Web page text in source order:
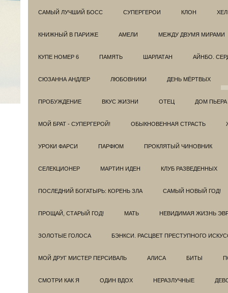
САМЫЙ ЛУЧШИЙ БОСС СУПЕРГЕРОИ КЛОН
КНИЖНЫЙ В ПАРИЖЕ АМЕЛИ МЕЖДУ ДВУМЯ МИРАМИ
КУПЕ НОМЕР 6 ПАМЯТЬ ШАРЛАТАН АЙНБО.
СЮЗАННА АНДЛЕР ЛЮБОВНИКИ ДЕНЬ МЁРТВЫХ
ПРОБУЖДЕНИЕ ВКУС ЖИЗНИ ОТЕЦ ДОМ ПЬЕРА
МОЙ БРАТ - СУПЕРГЕРОЙ! ОБЫКНОВЕННАЯ СТРАСТЬ
УРОКИ ФАРСИ ПАРФЮМ ПРОКЛЯТЫЙ ЧИНОВНИК
СЕЛЕКЦИОНЕР МАРТИН ИДЕН КЛУБ РАЗВЕДEННЫХ
ПОСЛЕДНИЙ БОГАТЫРЬ: КОРЕНЬ ЗЛА САМЫЙ НОВЫЙ ГОД!
ПРОЩАЙ, СТАРЫЙ ГОД! МАТЬ НЕВИДИМАЯ ЖИЗНЬ
ЗОЛОТЫЕ ГОЛОСА БЭНКСИ. РАСЦВЕТ ПРЕСТУПНОГО
МОЙ ДРУГ МИСТЕР ПЕРСИВАЛЬ АЛИСА БИТЫ
СМОТРИ КАК Я ОДИН ВДОХ НЕРАЗЛУЧНЫЕ